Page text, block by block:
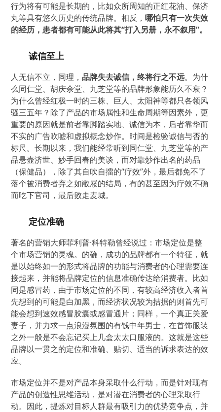
行为将有可能是长期的，比如众所周知的正红花油、保济
丸等具有悠久历史的传统品牌。相反，哪怕只有一次失效
的经历，患者都有可能从此将其“打入另册，永不叙用”。
诚信至上
人无信不立，同理，品牌失去诚信，终将行之不远。为什
么同仁堂、胡庆余堂、九芝堂等的品牌形象能历久不衰？
为什么曾经红极一时的三株、巨人、太阳神等都只各领风
骚三五年？除了产品的市场属性和生命周期等因素外，更
重要的原因就是前者靠脚踏实地、诚信为本，后者靠华而
不实的广告吹嘘和虚拟概念炒作。时间是检验诚信与否的
标尺。长期以来，我们能经常听到同仁堂、九芝堂等的产
品悬壶济世、妙手回春的美谈，而对靠炒作出名的药品
（保健品），除了其自吹自擂的“疗效”外，最后都免不了
落个被消费者弃之如敝屦的结局，有的甚至因为疗效不确
而吃下官司，最后败走麦城。
定位准确
著名的营销大师菲利普·科特勒曾经说过：市场定位是整
个市场营销的灵魂。的确，成功的品牌都有一个特征，就
是以始终如一的形式将品牌的功能与消费者的心理需要连
接起来，并能将品牌定位的信息准确传达给消费者。比如
同是感冒药，由于市场定位的不同，有较高经济收入者首
先想到的可能是白加黑，而经济状况较为拮据的则首先可
能会想到速效感冒胶囊或感冒通片；同样，一个真正关爱
妻子，并力求一点浪漫氛围的有钱中年男士，在首饰服装
之外一般是不会忘记买上几盒太太口服液的。这就是这些
品牌以一贯之的定位和准确、贴切、适当的诉求表达的效
应。
市场定位并不是对产品本身采取什么行动，而是针对现有
产品的创造性思维活动，是对潜在消费者的心理采取行
动。因此，提炼对目标人群最有吸引力的优势竞争点，并